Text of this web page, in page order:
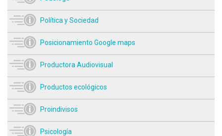
Política y Sociedad
Posicionamiento Google maps
Productora Audiovisual
Productos ecológicos
Proindivisos
Psicología